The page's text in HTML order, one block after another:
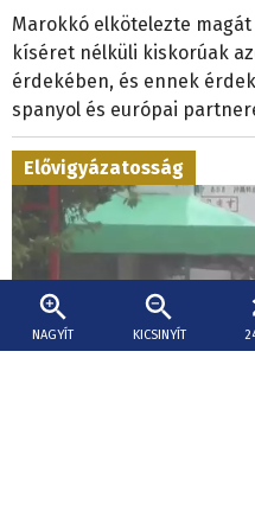
NAGYÍT KICSINYÍT
Marokkó elkötelezte
kíséret nélküli kiskorúak
érdekében, és ennek
spanyol és európai
Elővigyázatosság